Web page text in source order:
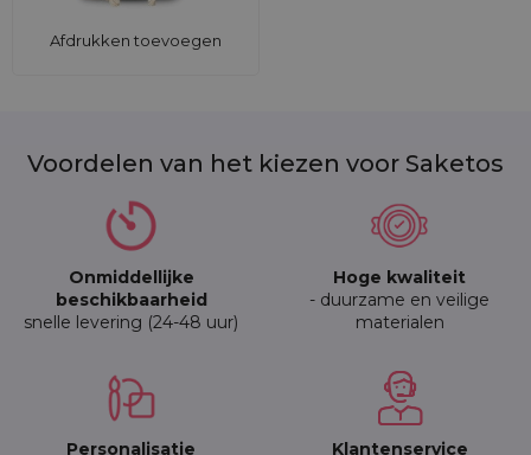
Afdrukken toevoegen
Voordelen van het kiezen voor Saketos
Onmiddellijke
beschikbaarheid
snelle levering (24-48 uur)
Hoge kwaliteit
- duurzame en veilige
materialen
Personalisatie
Klantenservice